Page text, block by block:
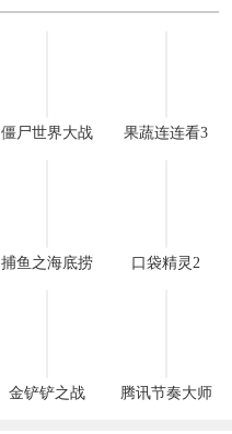
僵尸世界大战 果蔬连连看3
捕鱼之海底捞 口袋精灵2
金铲铲之战 腾讯节奏大师